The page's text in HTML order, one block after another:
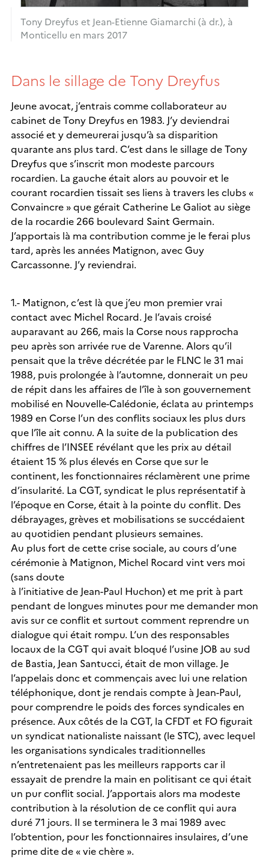
Tony Dreyfus et Jean-Etienne Giamarchi (à dr.), à
Monticellu en mars 2017
Dans le sillage de Tony Dreyfus
Jeune avocat, j’entrais comme collaborateur au
cabinet de Tony Dreyfus en 1983. J’y deviendrai
associé et y demeurerai jusqu’à sa disparition
quarante ans plus tard. C’est dans le sillage de Tony
Dreyfus que s’inscrit mon modeste parcours
rocardien. La gauche était alors au pouvoir et le
courant rocardien tissait ses liens à travers les clubs «
Convaincre » que gérait Catherine Le Galiot au siège
de la rocardie 266 boulevard Saint Germain.
J’apportais là ma contribution comme je le ferai plus
tard, après les années Matignon, avec Guy
Carcassonne. J’y reviendrai.
1.- Matignon, c’est là que j’eu mon premier vrai
contact avec Michel Rocard. Je l’avais croisé
auparavant au 266, mais la Corse nous rapprocha
peu après son arrivée rue de Varenne. Alors qu’il
pensait que la trêve décrétée par le FLNC le 31 mai
1988, puis prolongée à l’automne, donnerait un peu
de répit dans les affaires de l’île à son gouvernement
mobilisé en Nouvelle-Calédonie, éclata au printemps
1989 en Corse l’un des conflits sociaux les plus durs
que l’île ait connu. A la suite de la publication des
chiffres de l’INSEE révélant que les prix au détail
étaient 15 % plus élevés en Corse que sur le
continent, les fonctionnaires réclamèrent une prime
d’insularité. La CGT, syndicat le plus représentatif à
l’époque en Corse, était à la pointe du conflit. Des
débrayages, grèves et mobilisations se succédaient
au quotidien pendant plusieurs semaines.
Au plus fort de cette crise sociale, au cours d’une
cérémonie à Matignon, Michel Rocard vint vers moi
(sans doute
à l’initiative de Jean-Paul Huchon) et me prit à part
pendant de longues minutes pour me demander mon
avis sur ce conflit et surtout comment reprendre un
dialogue qui était rompu. L’un des responsables
locaux de la CGT qui avait bloqué l’usine JOB au sud
de Bastia, Jean Santucci, était de mon village. Je
l’appelais donc et commençais avec lui une relation
téléphonique, dont je rendais compte à Jean-Paul,
pour comprendre le poids des forces syndicales en
présence. Aux côtés de la CGT, la CFDT et FO figurait
un syndicat nationaliste naissant (le STC), avec lequel
les organisations syndicales traditionnelles
n’entretenaient pas les meilleurs rapports car il
essayait de prendre la main en politisant ce qui était
un pur conflit social. J’apportais alors ma modeste
contribution à la résolution de ce conflit qui aura
duré 71 jours. Il se terminera le 3 mai 1989 avec
l’obtention, pour les fonctionnaires insulaires, d’une
prime dite de « vie chère ».